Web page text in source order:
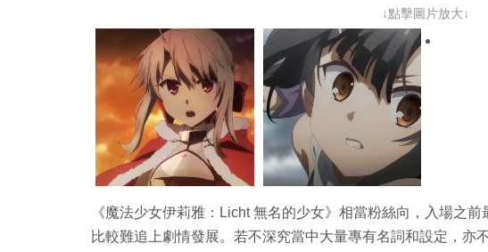
↓點擊圖片放大↓
《魔法少女伊莉雅：Licht 無名的少女》相當粉絲向，入場之
比較難追上劇情發展。若不深究當中大量專有名詞和設定，亦